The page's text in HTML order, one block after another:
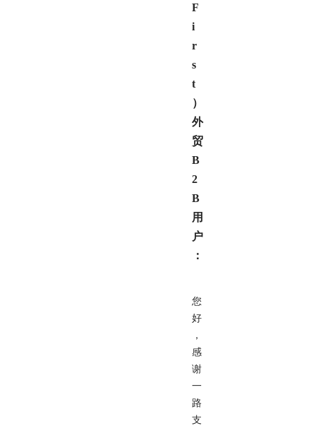
F
i
r
s
t
）
外
贸
B
2
B
用
户
：
您
好
，
感
谢
一
路
支